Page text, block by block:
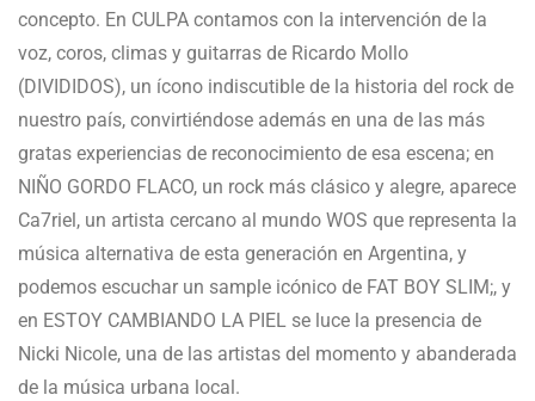
concepto. En CULPA contamos con la intervención de la
voz, coros, climas y guitarras de Ricardo Mollo
(DIVIDIDOS), un ícono indiscutible de la historia del rock de
nuestro país, convirtiéndose además en una de las más
gratas experiencias de reconocimiento de esa escena; en
NIÑO GORDO FLACO, un rock más clásico y alegre, aparece
Ca7riel, un artista cercano al mundo WOS que representa la
música alternativa de esta generación en Argentina, y
podemos escuchar un sample icónico de FAT BOY SLIM;, y
en ESTOY CAMBIANDO LA PIEL se luce la presencia de
Nicki Nicole, una de las artistas del momento y abanderada
de la música urbana local.